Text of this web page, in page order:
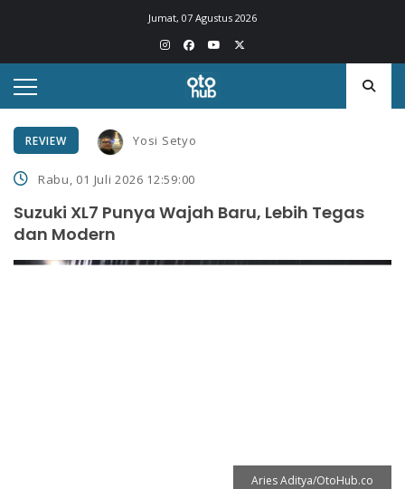
Jumat, 07 Agustus 2026
REVIEW Yosi Setyo
Rabu, 01 Juli 2026 12:59:00
Suzuki XL7 Punya Wajah Baru, Lebih Tegas
dan Modern
Aries Aditya/OtoHub.co